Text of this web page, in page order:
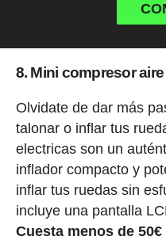
8. Mini compresor aire
Olvidate de dar más
talonar o inflar tus
electricas son un
inflador compacto y
inflar tus ruedas sin
incluye una pantalla
Cuesta menos de